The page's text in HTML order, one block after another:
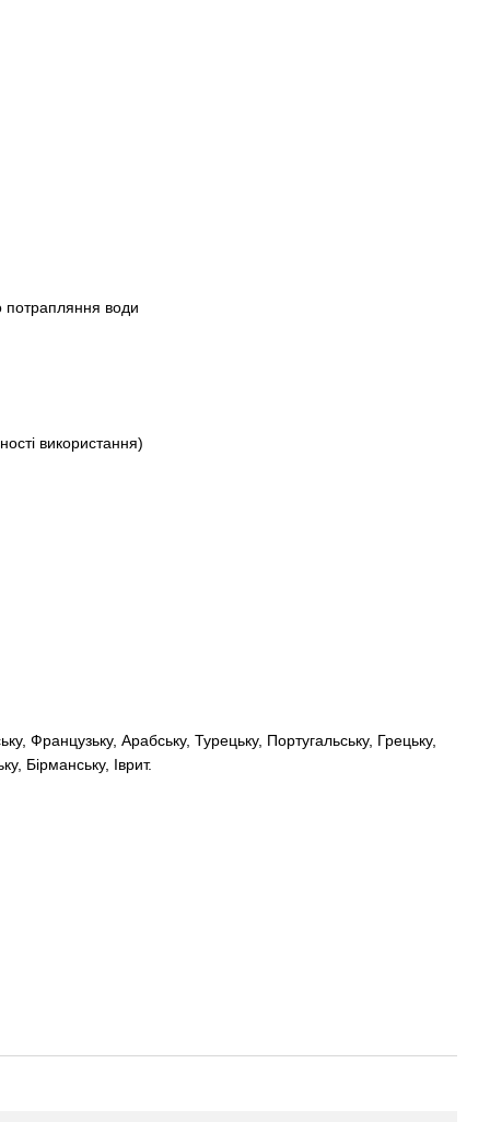
потрапляння води
використання)
Французьку, Арабську, Турецьку, Португальську, Грецьку,
Бірманську, Іврит.